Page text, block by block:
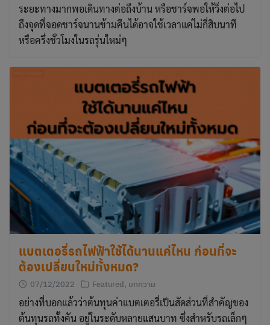
ระยะทางมากพอเดินทางต่อถึงบ้าน หรือชาร์จพอให้วิ่งต่อไป
ถึงจุดที่จอดชาร์จนานข้ามคืนได้อาจใช้เวลาแค่ไม่กี่สิบนาที
หรือครึ่งชั่วโมงในรถรุ่นใหม่ๆ
แบตเตอรี่รถไฟฟ้าใช้ได้นานแค่ไหน ก่อนที่จะ
ต้องเปลี่ยนใหม่ทั้งหมด?
07/12/2022 Featured, บทความ
อย่างที่บอกแล้วว่าต้นทุนค่าแบตเตอรี่เป็นสัดส่วนที่สำคัญของ
ต้นทุนรถทั้งคัน อยู่ในระดับหลายแสนบาท ซึ่งสำหรับรถเล็กๆ